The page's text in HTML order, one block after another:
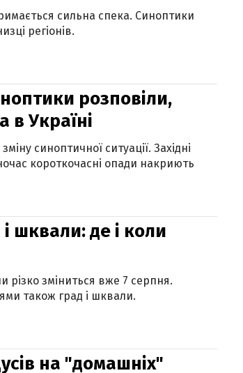
сильна спека. Синоптики
регіонів.
розповіли,
в Україні
синоптичної ситуації. Західні
короткочасні опади накриють
шквали: де і коли
різко зміниться вже 7 серпня.
також град і шквали.
на "домашніх"